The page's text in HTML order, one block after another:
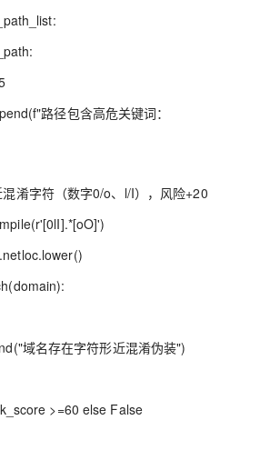
路径包含高危关键词：
淆字符（数字0/o、l/I），风险+20
域名存在字符形近混淆伪装")
>=60 else False